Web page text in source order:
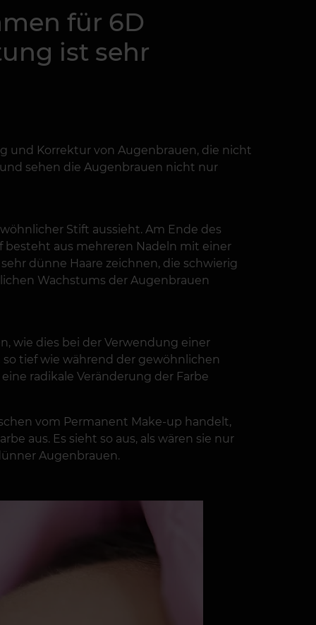
für 6D
ist sehr
und Korrektur von Augenbrauen, die nicht
sehen die Augenbrauen nicht nur
Stift aussieht. Am Ende des
besteht aus mehreren Nadeln mit einer
dünne Haare zeichnen, die schwierig
Wachstums der Augenbrauen
wie dies bei der Verwendung einer
tief wie während der gewöhnlichen
radikale Veränderung der Farbe
vom Permanent Make-up handelt,
aus. Es sieht so aus, als wären sie nur
Augenbrauen.